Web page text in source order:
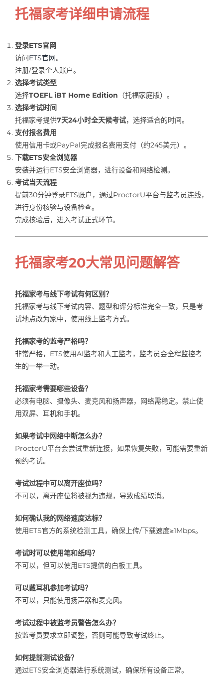
托福家考详细申请流程
登录ETS官网
访问ETS官网。
注册/登录个人账户。
选择考试类型
选择TOEFL iBT Home Edition （托福家庭版）。
选择考试时间
托福家考提供7天24小时全天候考试，选择适合的时间。
支付报名费用
使用信用卡或PayPal完成报名费用支付（约245美元）。
下载ETS安全浏览器
安装并运行ETS安全浏览器，进行设备和网络检测。
考试当天流程
提前30分钟登录ETS账户，通过ProctorU平台与监考员连线，
进行身份核验与设备检查。
完成核验后，进入考试正式环节。
托福家考20大常见问题解答
托福家考与线下考试有何区别？
托福家考与线下考试内容、题型和评分标准完全一致，只是考
试地点改为家中，使用线上监考方式。
托福家考的监考严格吗？
非常严格，ETS使用AI监考和人工监考，监考员会全程监控考
生的一举一动。
托福家考需要哪些设备？
必须有电脑、摄像头、麦克风和扬声器，网络需稳定。禁止使
用双屏、耳机和手机。
如果考试中网络中断怎么办？
ProctorU平台会尝试重新连接，如果恢复失败，可能需要重新
预约考试。
考试过程中可以离开座位吗？
不可以，离开座位将被视为违规，导致成绩取消。
如何确认我的网络速度达标？
使用ETS官方的系统检测工具，确保上传/下载速度≥1Mbps。
考试时可以使用笔和纸吗？
不可以，但可以使用ETS提供的白板工具。
可以戴耳机参加考试吗？
不可以，只能使用扬声器和麦克风。
考试过程中被监考员警告怎么办？
按监考员要求立即调整，否则可能导致考试终止。
如何提前测试设备？
通过ETS安全浏览器进行系统测试，确保所有设备正常。